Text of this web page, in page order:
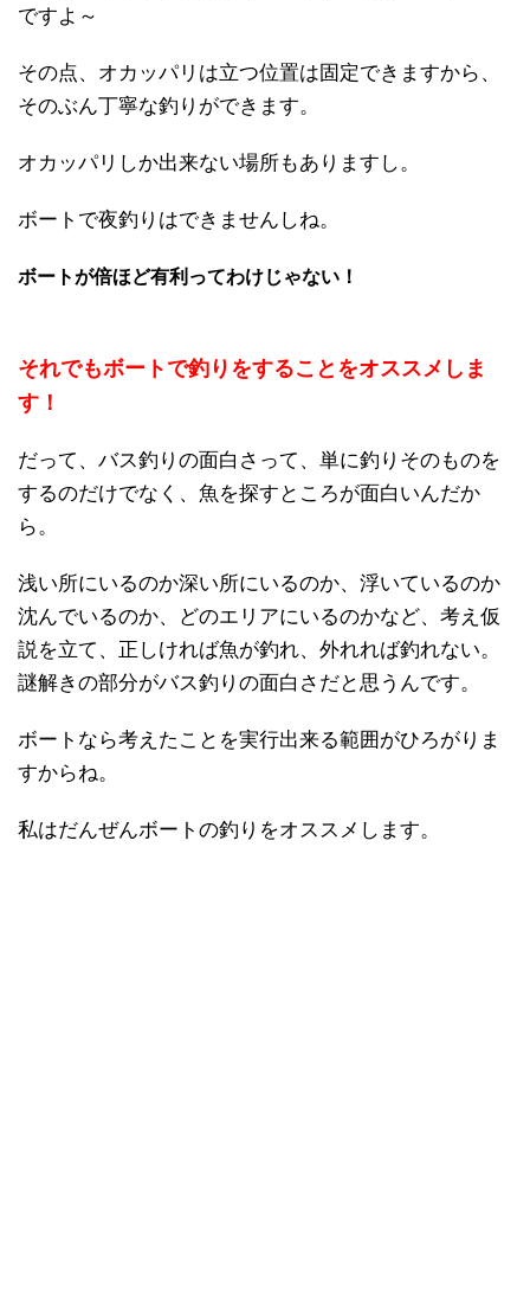
ですよ～
その点、オカッパリは立つ位置は固定できますから、
そのぶん丁寧な釣りができます。
オカッパリしか出来ない場所もありますし。
ボートで夜釣りはできませんしね。
ボートが倍ほど有利ってわけじゃない！
それでもボートで釣りをすることをオススメしま
す！
だって、バス釣りの面白さって、単に釣りそのものを
するのだけでなく、魚を探すところが面白いんだか
ら。
浅い所にいるのか深い所にいるのか、浮いているのか
沈んでいるのか、どのエリアにいるのかなど、考え仮
説を立て、正しければ魚が釣れ、外れれば釣れない。
謎解きの部分がバス釣りの面白さだと思うんです。
ボートなら考えたことを実行出来る範囲がひろがりま
すからね。
私はだんぜんボートの釣りをオススメします。